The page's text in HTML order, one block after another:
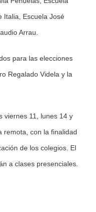
Italia, Escuela José
Arrau.
para las elecciones
Regalado Videla y la
viernes 11, lunes 14 y
remota, con la finalidad
de los colegios. El
a clases presenciales.